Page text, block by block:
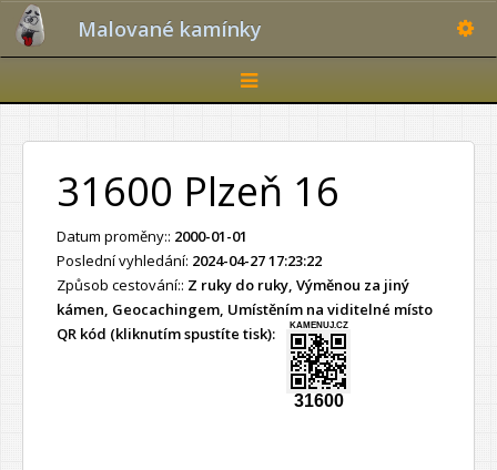
Malované kamínky
Toggle
navigation
31600 Plzeň 16
Datum proměny:: 2000-01-01
Poslední vyhledání: 2024-04-27 17:23:22
Způsob cestování:: Z ruky do ruky, Výměnou za jiný
kámen, Geocachingem, Umístěním na viditelné místo
QR kód (kliknutím spustíte tisk):
KAMENUJ.CZ
31600